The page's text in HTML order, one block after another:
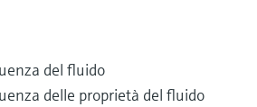
del fluido
delle proprietà del fluido